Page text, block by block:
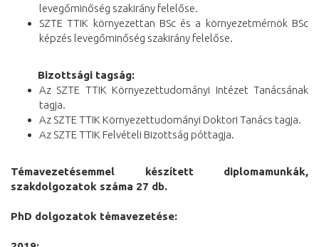
levegőminőség szakirány felelőse.
SZTE TTIK környezettan BSc és a környezetmérnök BSc
képzés levegőminőség szakirány felelőse.
Bizottsági tagság:
Az SZTE TTIK Környezettudományi Intézet Tanácsának
tagja.
Az SZTE TTIK Környezettudományi Doktori Tanács tagja.
Az SZTE TTIK Felvételi Bizottság póttagja.
Témavezetésemmel készített diplomamunkák,
szakdolgozatok száma 27 db.
PhD dolgozatok témavezetése: